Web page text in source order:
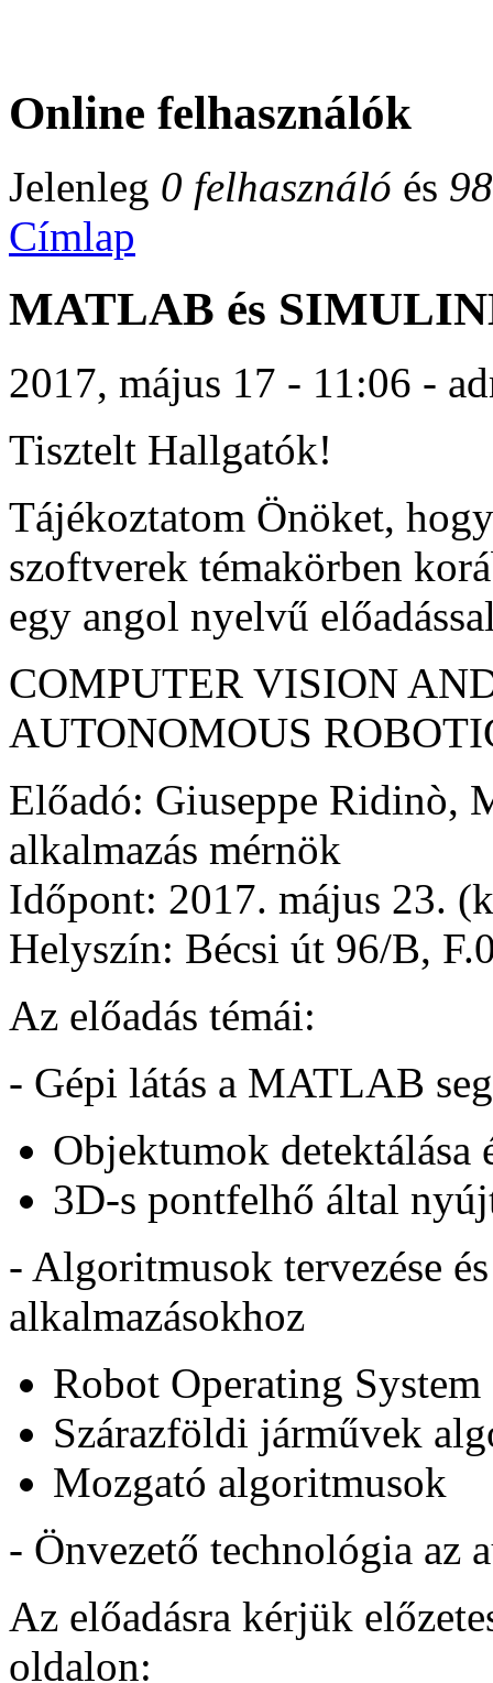
Online felhasználók
Jelenleg 0 felhasználó és
Címlap
MATLAB és
2017, május 17 - 11:06 -
Tisztelt Hallgatók!
Tájékoztatom Önöket,
szoftverek témakörben
egy angol nyelvű
COMPUTER VISION
AUTONOMOUS
Előadó: Giuseppe Ridinò,
alkalmazás mérnök
Időpont: 2017. május 23.
Helyszín: Bécsi út 96/B,
Az előadás témái:
- Gépi látás a MATLAB
Objektumok detektálása
3D-s pontfelhő által
- Algoritmusok tervezése
alkalmazásokhoz
Robot Operating
Szárazföldi járművek
Mozgató algoritmusok
- Önvezető technológia az
Az előadásra kérjük
oldalon: